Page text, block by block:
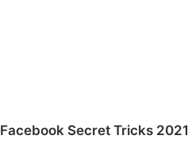
Facebook Secret Tricks 2021